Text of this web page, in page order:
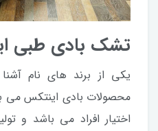
تشک بادی طبی
یکی از برند های نام
محصولات بادی اینتکس می
اختیار افراد می باشد و